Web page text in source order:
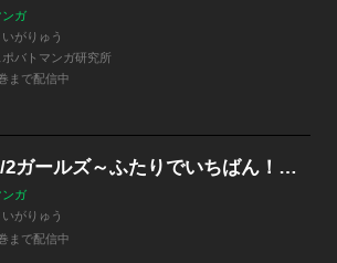
ンガ
いがりゅう
ポバトマンガ研究所
まで配信中
1/2ガールズ～ふたりでいちばん！～ セット版
ンガ
いがりゅう
まで配信中